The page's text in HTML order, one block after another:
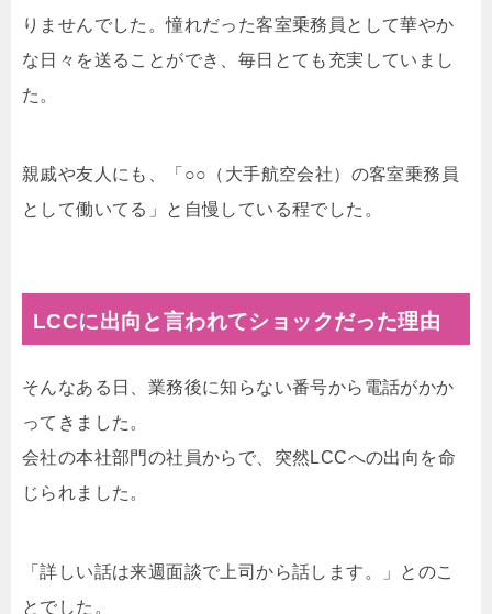
りませんでした。憧れだった客室乗務員として華やか
な日々を送ることができ、毎日とても充実していまし
た。
親戚や友人にも、「○○（大手航空会社）の客室乗務員
として働いてる」と自慢している程でした。
LCCに出向と言われてショックだった理由
そんなある日、業務後に知らない番号から電話がかか
ってきました。
会社の本社部門の社員からで、突然LCCへの出向を命
じられました。
「詳しい話は来週面談で上司から話します。」とのこ
とでした。